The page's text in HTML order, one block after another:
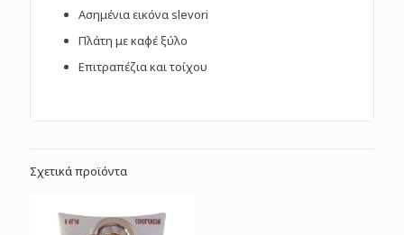
Ασημένια εικόνα slevori
Πλάτη με καφέ ξύλο
Επιτραπέζια και τοίχου
Σχετικά προϊόντα